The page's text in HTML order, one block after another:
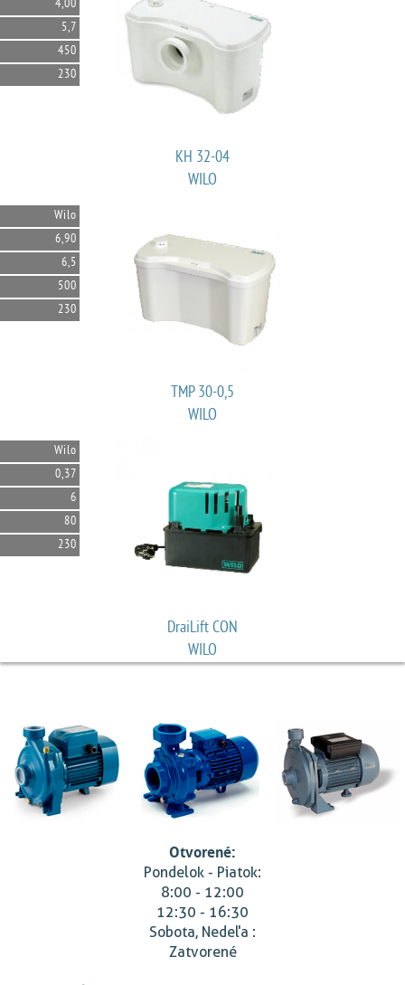
4,00
5,7
450
230
KH 32-04
WILO
Wilo
6,90
6,5
500
230
TMP 30-0,5
WILO
Wilo
0,37
6
80
230
DraiLift CON
WILO
Otvorené:
Pondelok - Piatok:
8:00 - 12:00
12:30 - 16:30
Sobota, Nedeľa :
Zatvorené